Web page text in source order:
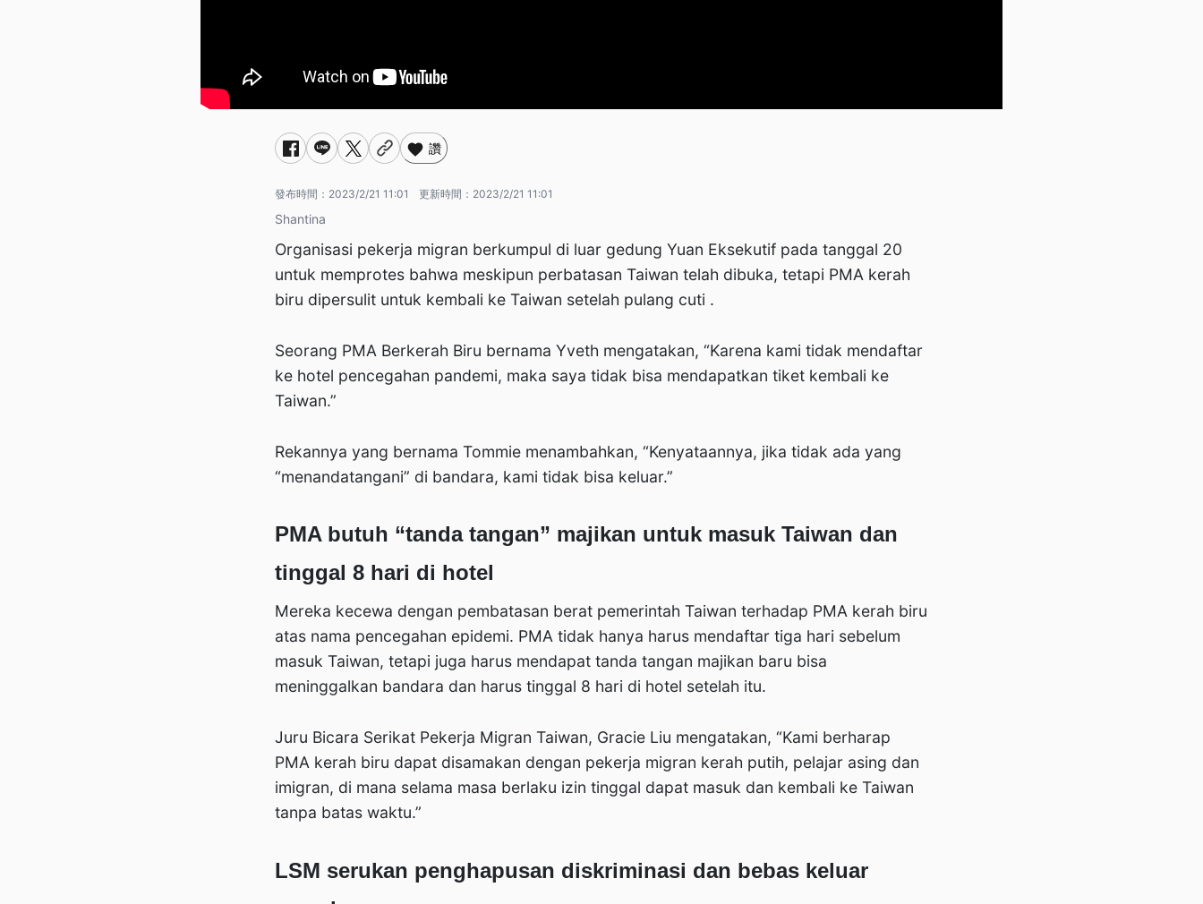
讚
發布時間： 2023/2/21 11:01 更新時間： 2023/2/21 11:01
Shantina
Organisasi pekerja migran berkumpul di luar gedung Yuan Eksekutif pada tanggal 20
untuk memprotes bahwa meskipun perbatasan Taiwan telah dibuka, tetapi PMA kerah
biru dipersulit untuk kembali ke Taiwan setelah pulang cuti .
Seorang PMA Berkerah Biru bernama Yveth mengatakan, “Karena kami tidak mendaftar
ke hotel pencegahan pandemi, maka saya tidak bisa mendapatkan tiket kembali ke
Taiwan.”
Rekannya yang bernama Tommie menambahkan, “Kenyataannya, jika tidak ada yang
“menandatangani” di bandara, kami tidak bisa keluar.”
PMA butuh “tanda tangan” majikan untuk masuk Taiwan dan
tinggal 8 hari di hotel
Mereka kecewa dengan pembatasan berat pemerintah Taiwan terhadap PMA kerah biru
atas nama pencegahan epidemi. PMA tidak hanya harus mendaftar tiga hari sebelum
masuk Taiwan, tetapi juga harus mendapat tanda tangan majikan baru bisa
meninggalkan bandara dan harus tinggal 8 hari di hotel setelah itu.
Juru Bicara Serikat Pekerja Migran Taiwan, Gracie Liu mengatakan, “Kami berharap
PMA kerah biru dapat disamakan dengan pekerja migran kerah putih, pelajar asing dan
imigran, di mana selama masa berlaku izin tinggal dapat masuk dan kembali ke Taiwan
tanpa batas waktu.”
LSM serukan penghapusan diskriminasi dan bebas keluar